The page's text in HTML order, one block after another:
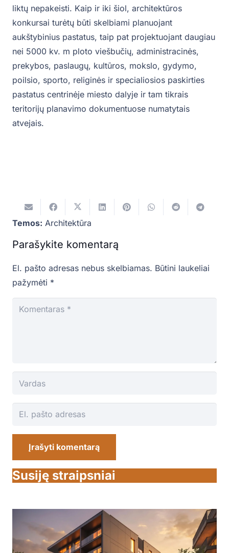
liktų nepakeisti. Kaip ir iki šiol, architektūros
konkursai turėtų būti skelbiami planuojant
aukštybinius pastatus, taip pat projektuojant daugiau
nei 5000 kv. m ploto viešbučių, administracinės,
prekybos, paslaugų, kultūros, mokslo, gydymo,
poilsio, sporto, religinės ir specialiosios paskirties
pastatus centrinėje miesto dalyje ir tam tikrais
teritorijų planavimo dokumentuose numatytais
atvejais.
Temos: Architektūra
Parašykite komentarą
El. pašto adresas nebus skelbiamas. Būtini laukeliai
pažymėti *
Įrašyti komentarą
Susiję straipsniai